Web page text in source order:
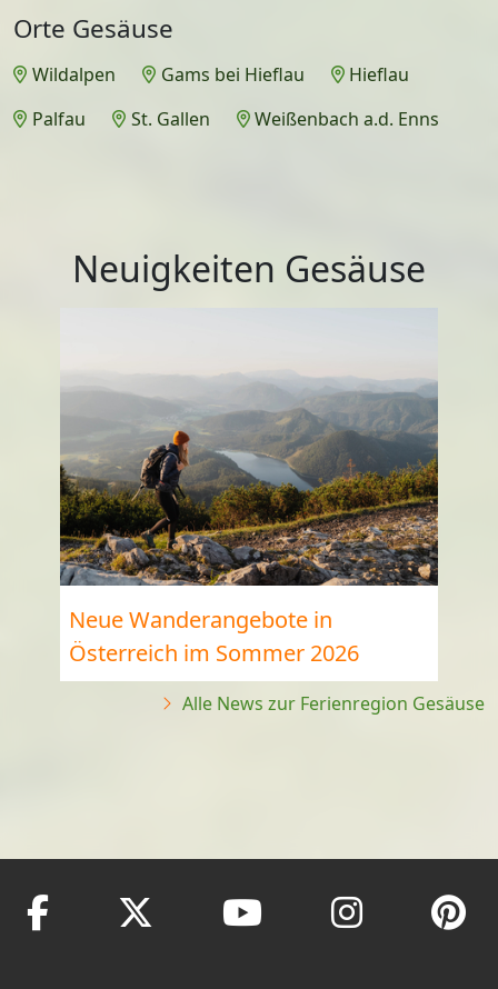
Orte Gesäuse
Wildalpen Gams bei Hieflau
Hieflau
Palfau
St. Gallen Weißenbach a.d. Enns
Neuigkeiten Gesäuse
Neue Wanderangebote in
Österreich im Sommer 2026
Alle News zur Ferienregion Gesäuse